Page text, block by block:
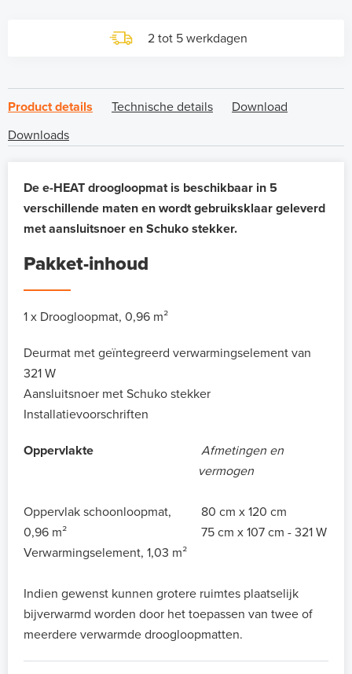
2 tot 5 werkdagen
Product details Technische details
Download
Downloads
De e-HEAT droogloopmat is beschikbaar in 5
verschillende maten en wordt gebruiksklaar geleverd
met aansluitsnoer en Schuko stekker.
Pakket-inhoud
1 x Droogloopmat, 0,96 m²
Deurmat met geïntegreerd verwarmingselement van
321 W
Aansluitsnoer met Schuko stekker
Installatievoorschriften
Oppervlakte
Afmetingen en
vermogen
Oppervlak schoonloopmat,
0,96 m²
Verwarmingselement, 1,03 m²
80 cm x 120 cm
75 cm x 107 cm - 321 W
Indien gewenst kunnen grotere ruimtes plaatselijk
bijverwarmd worden door het toepassen van twee of
meerdere verwarmde droogloopmatten.